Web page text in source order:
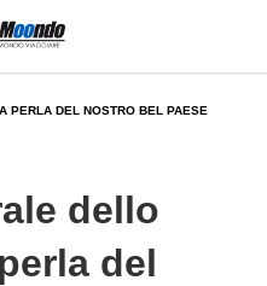
PERLA DEL NOSTRO BEL PAESE
dello
del